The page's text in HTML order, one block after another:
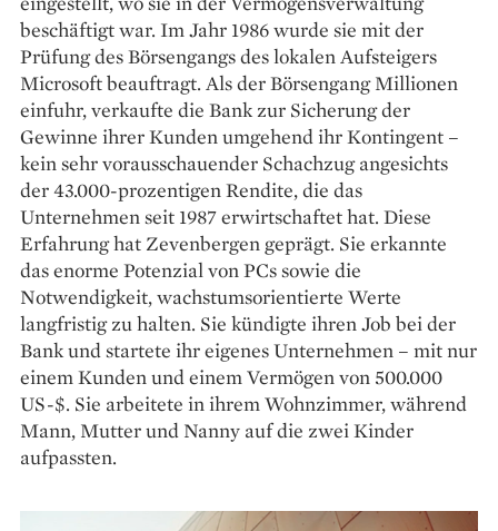
beschäftigt war. Im Jahr 1986 wurde sie mit der
Prüfung des Börsengangs des lokalen Aufsteigers
Microsoft beauftragt. Als der Börsengang Millionen
einfuhr, verkaufte die Bank zur Sicherung der
Gewinne ihrer Kunden umgehend ihr Kontingent –
kein sehr vorausschauender Schachzug angesichts
der 43.000-prozentigen Rendite, die das
Unternehmen seit 1987 erwirtschaftet hat. Diese
Erfahrung hat Zevenbergen geprägt. Sie erkannte
das enorme Potenzial von PCs sowie die
Notwendigkeit, wachstumsorientierte Werte
langfristig zu halten. Sie kündigte ihren Job bei der
Bank und startete ihr eigenes Unternehmen – mit nur
einem Kunden und einem Vermögen von 500.000
US-$. Sie arbeitete in ihrem Wohnzimmer, während
Mann, Mutter und Nanny auf die zwei Kinder
aufpassten.